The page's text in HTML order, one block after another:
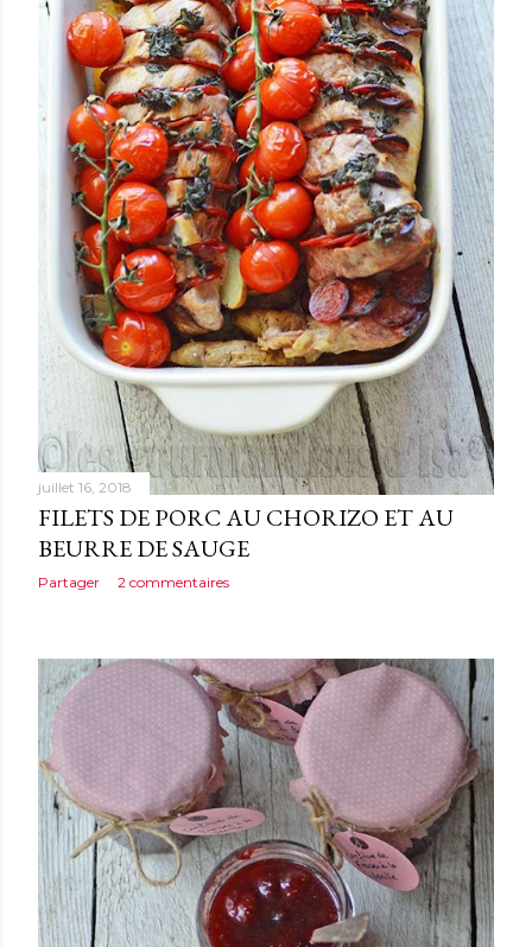
juillet 16, 2018
FILETS DE PORC AU CHORIZO ET AU
BEURRE DE SAUGE
Partager 2 commentaires